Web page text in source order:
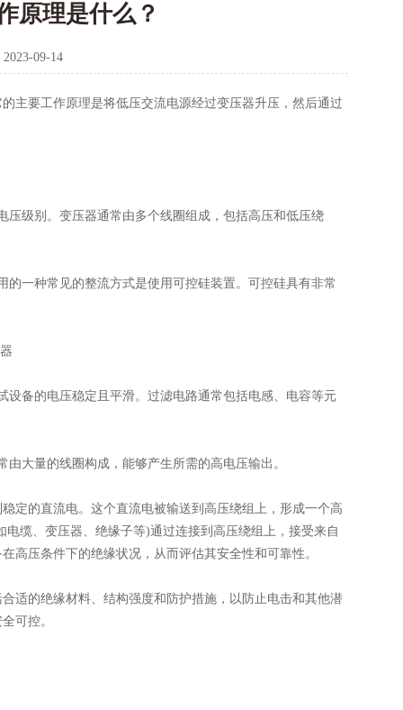
原理是什么？
2023-09-14
主要工作原理是将低压交流电源经过变压器升压，然后通过
级别。变压器通常由多个线圈组成，包括高压和低压绕
一种常见的整流方式是使用可控硅装置。可控硅具有非常
备的电压稳定且平滑。过滤电路通常包括电感、电容等元
量的线圈构成，能够产生所需的高电压输出。
的直流电。这个直流电被输送到高压绕组上，形成一个高
缆、变压器、绝缘子等)通过连接到高压绕组上，接受来自
高压条件下的绝缘状况，从而评估其安全性和可靠性。
适的绝缘材料、结构强度和防护措施，以防止电击和其他潜
可控。